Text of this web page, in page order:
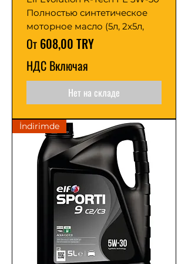
Полностью синтетическое
моторное масло (5л, 2x5л,
От 608,00 TRY
Цена со скидкой
НДС Включая
Нет на складе
İndirimde